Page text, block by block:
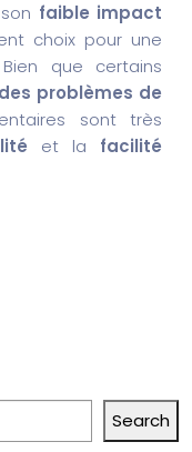
faible impact
choix pour une
que certains
problèmes de
sont très
et la facilité
Search